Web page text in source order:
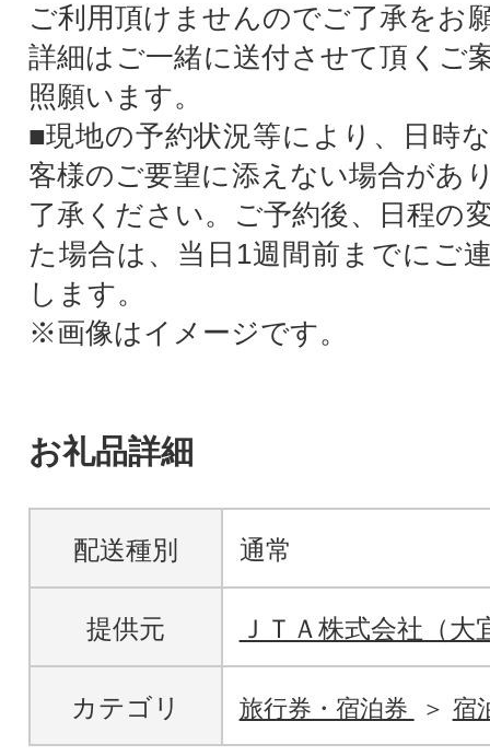
ご利用頂けませんのでご了承をお
詳細はご一緒に送付させて頂くご
照願います。
■現地の予約状況等により、日時
客様のご要望に添えない場合があ
了承ください。ご予約後、日程の
た場合は、当日1週間前までにご
します。
※画像はイメージです。
お礼品詳細
配送種別 通常
提供元 ＪＴＡ株式会社（大
カテゴリ 旅行券・宿泊券 宿